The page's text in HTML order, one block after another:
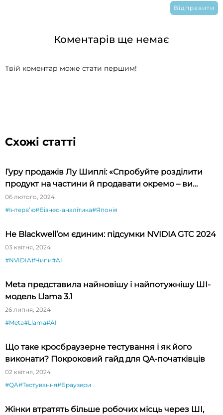
Коментарів ще немає
Твій коментар може стати першим!
Схожі статті
Гуру продажів Лу Шиплі: «Спробуйте розділити
продукт на частини й продавати окремо – ви
будете вражені»
06 лютого, 2024
#Інтервʼю#Бізнес-аналітика#Японія
Не Blackwell’ом єдиним: підсумки NVIDIA GTC 2024
03 квітня, 2024
#NVIDIA#Чипи#AI
Meta представила найновішу і найпотужнішу ШІ-
модель Llama 3.1
26 липня, 2024
#Meta#Llama#AI
Що таке кросбраузерне тестування і як його
виконати? Покроковий гайд для QA-початківців
02 квітня, 2024
#QA#Тестування#Браузери
Жінки втратять більше робочих місць через ШІ,